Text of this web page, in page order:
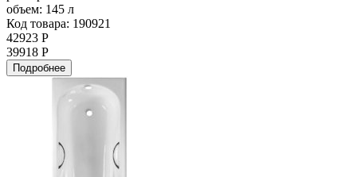
объем: 145 л
Код товара: 190921
42923 Р
39918 Р
Подробнее